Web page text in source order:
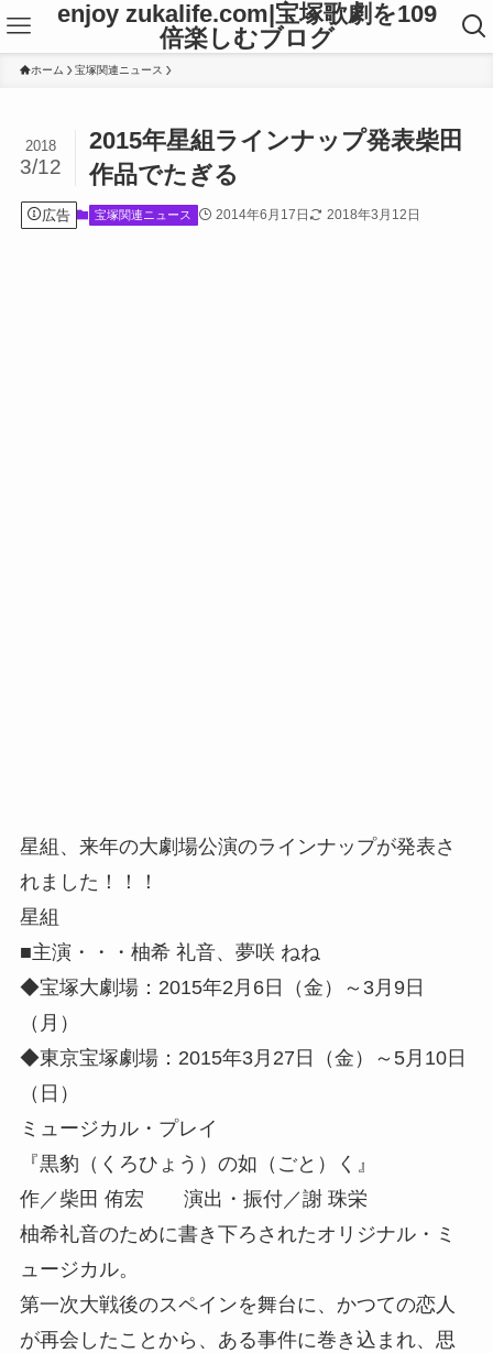
enjoy zukalife.com|宝塚歌劇を109
倍楽しむブログ
ホーム 宝塚関連ニュース
2015年星組ラインナップ発表柴田
作品でたぎる
2018
3/12
広告 宝塚関連ニュース 2014年6月17日 2018年3月12日
星組、来年の大劇場公演のラインナップが発表さ
れました！！！
星組
■主演・・・柚希 礼音、夢咲 ねね
◆宝塚大劇場：2015年2月6日（金）～3月9日
（月）
◆東京宝塚劇場：2015年3月27日（金）～5月10日
（日）
ミュージカル・プレイ
『黒豹（くろひょう）の如（ごと）く』
作／柴田 侑宏 演出・振付／謝 珠栄
柚希礼音のために書き下ろされたオリジナル・ミ
ュージカル。
第一次大戦後のスペインを舞台に、かつての恋人
が再会したことから、ある事件に巻き込まれ、思